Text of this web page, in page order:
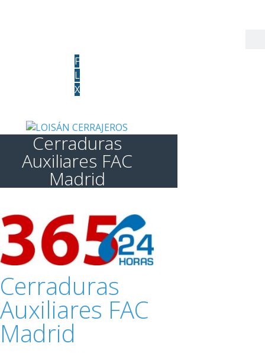
F
L
X
Cerraduras
Auxiliares FAC
Madrid
Cerraduras
Auxiliares FAC
Madrid